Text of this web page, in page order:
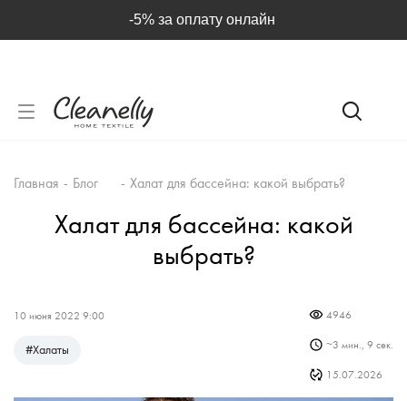
-5% за оплату онлайн
Главная - Блог - Халат для бассейна: какой выбрать?
Халат для бассейна: какой
выбрать?
10 июня 2022 9:00
#Халаты
4946
~3 мин., 9 сек.
15.07.2026